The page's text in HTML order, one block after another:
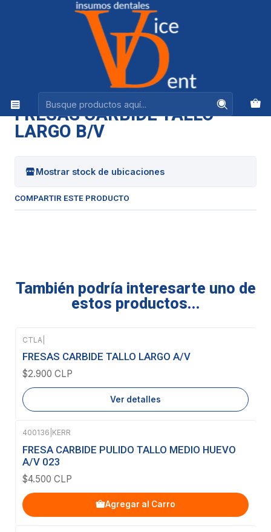
Ventas +56944575313
FRESAS Y PULIDO
FRESAS CARBIDE TALLO LARGO B/V
|
FRESAS CARBIDE TALLO
LARGO B/V
Mostrar stock de ubicaciones
COMPARTIR ESTE PRODUCTO
También podría interesarte uno de
estos productos...
Agotado
CTLA
FRESAS CARBIDE TALLO LARGO A/V
$2.900 CLP
Ver detalles
400136 KERR
FRESA CARBIDE PULIDO TALLO MEDIO HUEVO
A/V 023
$4.500 CLP
Agregar al Carro